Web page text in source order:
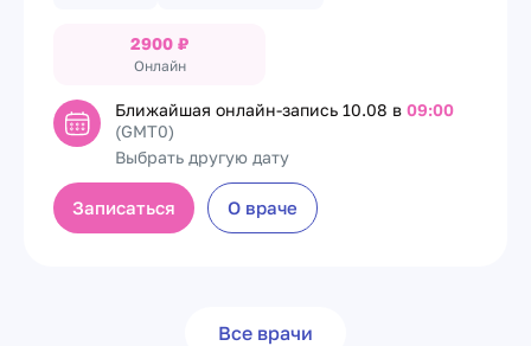
2900 ₽
Онлайн
Ближайшая онлайн-запись 10.08 в 09:00
(GMT0)
Выбрать другую дату
Записаться О враче
Все врачи